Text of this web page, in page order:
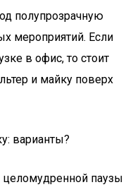
полупрозрачную
мероприятий. Если
в офис, то стоит
и майку поверх
варианты?
целомудренной паузы